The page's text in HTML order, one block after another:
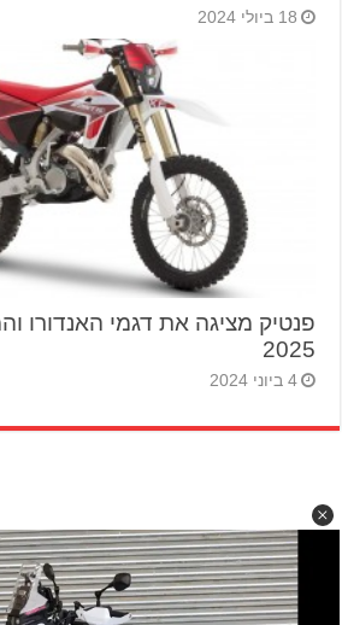
18 ביולי 2024
פנטיק מציגה את דגמי האנדורו
2025
4 ביוני 2024